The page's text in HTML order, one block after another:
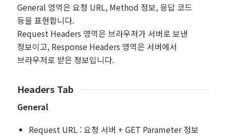
General 영역은 요청 URL, Method 정보, 응답 코드
등을 표현합니다.
Request Headers 영역은 브라우저가 서버로 보낸
정보이고, Response Headers 영역은 서버에서
브라우저로 받은 정보입니다.
Headers Tab
General
Request URL : 요청 서버 + GET Parameter 정보